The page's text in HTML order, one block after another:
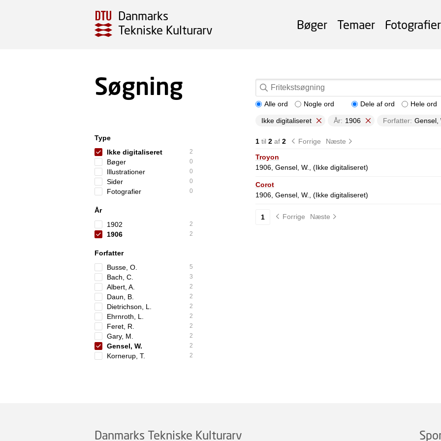
Danmarks
Tekniske Kulturarv
Bøger Temaer Fotografier
Søgning
Alle ord Nogle ord Dele af ord Hele ord
Ikke digitaliseret År: 1906 Forfatter: Gensel,
Type
Ikke digitaliseret
2
Bøger 0
Illustrationer 0
Sider 0
Fotografier 0
År
1902
2
1906 2
Forfatter
Busse, O.
5
Bach, C. 3
Albert, A. 2
Daun, B. 2
Dietrichson, L. 2
Ehrnroth, L. 2
Feret, R. 2
Gary, M. 2
Gensel, W. 2
Kornerup, T. 2
1til 2af 2 Forrige
Næste
Troyon
1906, Gensel, W., (Ikke digitaliseret)
Corot
1906, Gensel, W., (Ikke digitaliseret)
1 Forrige Næste
Danmarks Tekniske Kulturarv